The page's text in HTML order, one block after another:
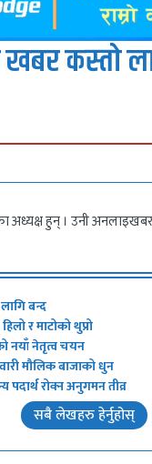
कस्तो
अध्यक्ष हुन् । उनी
बन्द
र माटोको थुप्रो
नयाँ नेतृत्व चयन
मौलिक बाजाको धुन
रोक्न अनुगमन तीव्र
सबै लेखहरु हेर्नुहोस्